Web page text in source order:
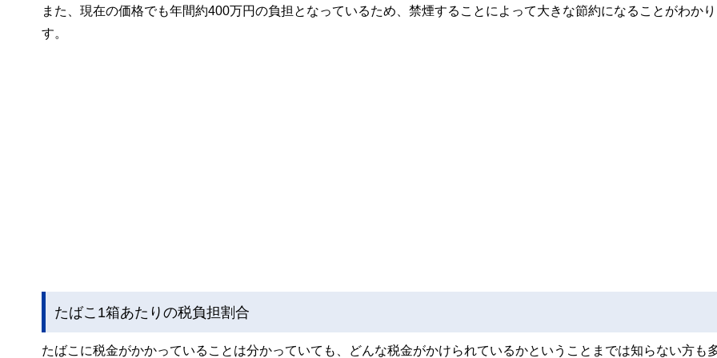
また、現在の価格でも年間約400万円の負担となっているため、禁煙することによって大きな節約になることがわかり
す。
たばこ1箱あたりの税負担割合
たばこに税金がかかっていることは分かっていても、どんな税金がかけられているかということまでは知らない方も